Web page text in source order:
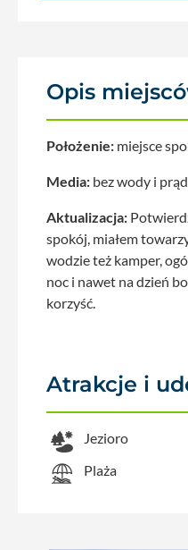
Opis
Położenie: miejsce
Media: bez wody i
Aktualizacja:
spokój, miałem
wodzie też kamper,
noc i nawet na dzień
korzyść.
Atrakcje i
Jezioro
Plaża